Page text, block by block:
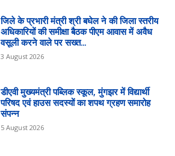
जिले के प्रभारी मंत्री श्री बघेल ने की जिला स्तरीय
अधिकारियों की समीक्षा बैठक पीएम आवास में अवैध
वसूली करने वाले पर सख्त...
3 August 2026
डीएवी मुख्यमंत्री पब्लिक स्कूल, मुंगझर में विद्यार्थी
परिषद एवं हाउस सदस्यों का शपथ ग्रहण समारोह
संपन्न
5 August 2026